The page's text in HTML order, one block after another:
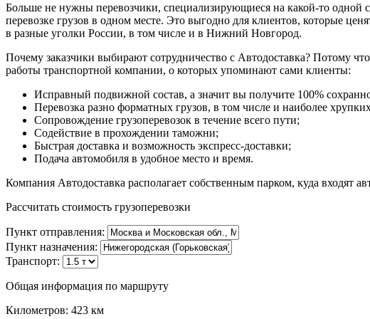
Больше не нужны перевозчики, специализирующиеся на какой-то одной
перевозке грузов в одном месте. Это выгодно для клиентов, которые
в разные уголки России, в том числе и в Нижний Новгород.
Почему заказчики выбирают сотрудничество с Автодоставка? Потому
работы транспортной компании, о которых упоминают сами клиенты:
Исправный подвижной состав, а значит вы получите 100%
Перевозка разно форматных грузов, в том числе и наиболее
Сопровождение грузоперевозок в течение всего пути;
Содействие в прохождении таможни;
Быстрая доставка и возможность экспресс-доставки;
Подача автомобиля в удобное место и время.
Компания Автодоставка располагает собственным парком, куда входят
Рассчитать стоимость грузоперевозки
Пункт отправления:
Пункт назначения:
Транспорт:
Общая информация по маршруту
Километров: 423 км